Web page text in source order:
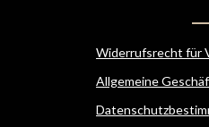
Widerrufsrecht für
Allgemeine